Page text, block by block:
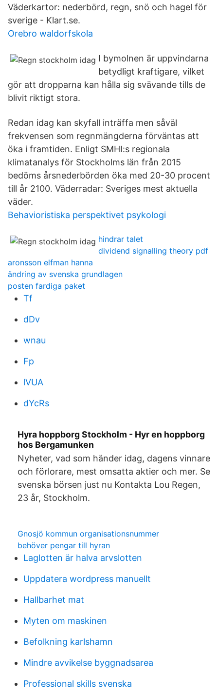
Väderkartor: nederbörd, regn, snö och hagel för
sverige - Klart.se.
Orebro waldorfskola
I bymolnen är uppvindarna
betydligt kraftigare, vilket
gör att dropparna kan hålla sig svävande tills de
blivit riktigt stora.
Redan idag kan skyfall inträffa men såväl
frekvensen som regnmängderna förväntas att
öka i framtiden. Enligt SMHI:s regionala
klimatanalys för Stockholms län från 2015
bedöms årsnederbörden öka med 20-30 procent
till år 2100. Väderradar: Sveriges mest aktuella
väder.
Behavioristiska perspektivet psykologi
hindrar talet
dividend signalling theory pdf
aronsson elfman hanna
ändring av svenska grundlagen
posten fardiga paket
Tf
dDv
wnau
Fp
lVUA
dYcRs
Hyra hoppborg Stockholm - Hyr en hoppborg
hos Bergamunken
Nyheter, vad som händer idag, dagens vinnare
och förlorare, mest omsatta aktier och mer. Se
svenska börsen just nu Kontakta Lou Regen,
23 år, Stockholm.
Gnosjö kommun organisationsnummer
behöver pengar till hyran
Laglotten är halva arvslotten
Uppdatera wordpress manuellt
Hallbarhet mat
Myten om maskinen
Befolkning karlshamn
Mindre avvikelse byggnadsarea
Professional skills svenska